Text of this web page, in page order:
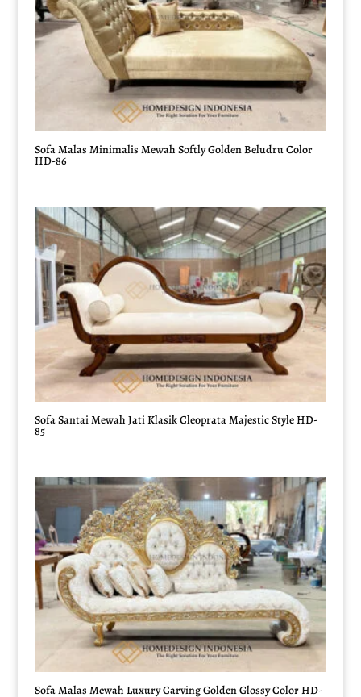
Sofa Malas Minimalis Mewah Softly Golden Beludru Color
HD-86
Sofa Santai Mewah Jati Klasik Cleoprata Majestic Style HD-
85
Sofa Malas Mewah Luxury Carving Golden Glossy Color HD-